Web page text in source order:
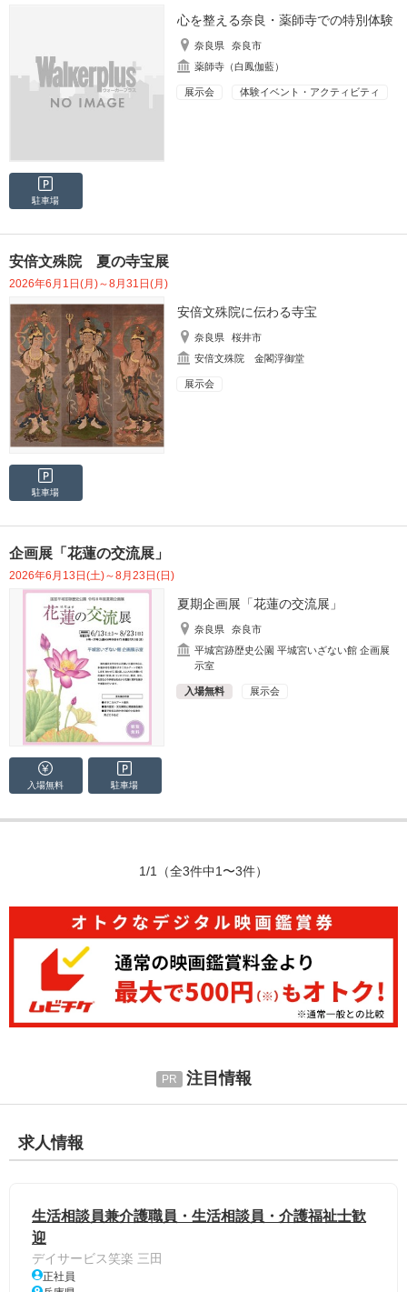
心を整える奈良・薬師寺での特別体験
奈良県
奈良市
薬師寺（白鳳伽藍）
展示会 体験イベント・アクティビティ
駐車場
安倍文殊院 夏の寺宝展
2026年6月1日(月)～8月31日(月)
安倍文殊院に伝わる寺宝
奈良県
桜井市
安倍文殊院 金閣浮御堂
展示会
駐車場
企画展「花蓮の交流展」
2026年6月13日(土)～8月23日(日)
夏期企画展「花蓮の交流展」
奈良県
奈良市
平城宮跡歴史公園 平城宮いざない館 企画展
示室
入場無料 展示会
入場無料 駐車場
1/1 （全3件中1〜3件）
注目情報
求人情報
生活相談員兼介護職員・生活相談員・介護福祉士歓
迎
デイサービス笑楽 三田
正社員